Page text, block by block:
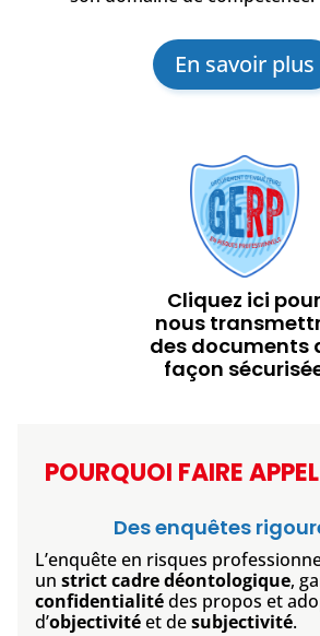
En savoir plus
Cliquez ici pour
nous
des documents
façon
POURQUOI FAIRE
Des enquêtes
L’enquête en risques
un strict cadre déontologique,
confidentialitédes propos et
d’objectivitéet desubjectivité.